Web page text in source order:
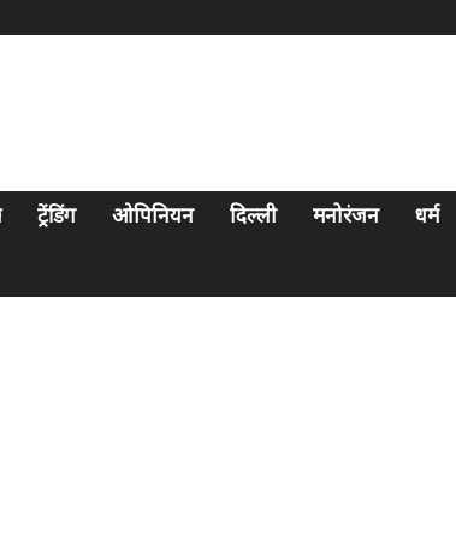
ट्रेंडिंग ओपिनियन दिल्ली मनोरंजन धर्म